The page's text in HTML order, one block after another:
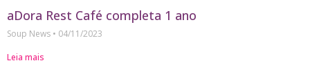
aDora Rest Café completa 1 ano
Soup News
04/11/2023
Leia mais